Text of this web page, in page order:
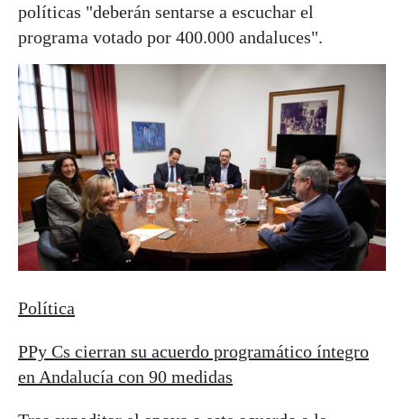
políticas "deberán sentarse a escuchar el
programa votado por 400.000 andaluces".
Política
PPy Cs cierran su acuerdo programático íntegro
en Andalucía con 90 medidas